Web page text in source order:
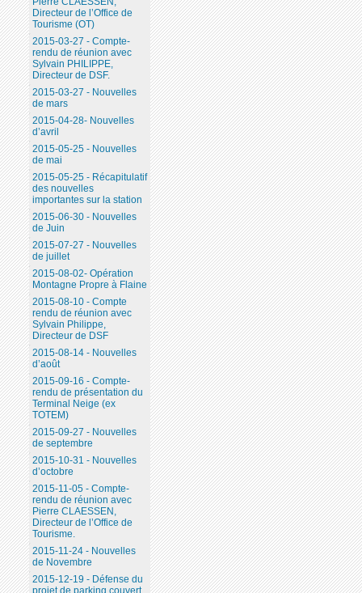
Directeur de l’Office de
Tourisme (OT)
2015-03-27 - Compte-
rendu de réunion avec
Sylvain PHILIPPE,
Directeur de DSF.
2015-03-27 - Nouvelles
de mars
2015-04-28- Nouvelles
d’avril
2015-05-25 - Nouvelles
de mai
2015-05-25 - Récapitulatif
des nouvelles
importantes sur la station
2015-06-30 - Nouvelles
de Juin
2015-07-27 - Nouvelles
de juillet
2015-08-02- Opération
Montagne Propre à Flaine
2015-08-10 - Compte
rendu de réunion avec
Sylvain Philippe,
Directeur de DSF
2015-08-14 - Nouvelles
d’août
2015-09-16 - Compte-
rendu de présentation du
Terminal Neige (ex
TOTEM)
2015-09-27 - Nouvelles
de septembre
2015-10-31 - Nouvelles
d’octobre
2015-11-05 - Compte-
rendu de réunion avec
Pierre CLAESSEN,
Directeur de l’Office de
Tourisme.
2015-11-24 - Nouvelles
de Novembre
2015-12-19 - Défense du